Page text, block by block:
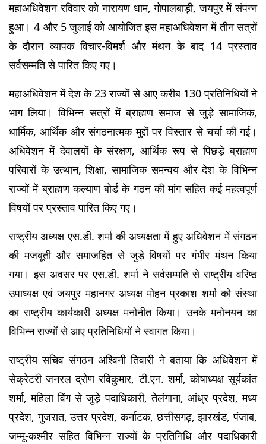
महाअधिवेशन रविवार को नारायण धाम, गोपालबाड़ी, जयपुर में संपन्न
हुआ। 4 और 5 जुलाई को आयोजित इस महाअधिवेशन में तीन सत्रों
के दौरान व्यापक विचार-विमर्श और मंथन के बाद 14 प्रस्ताव
सर्वसम्मति से पारित किए गए।
महाअधिवेशन में देश के 23 राज्यों से आए करीब 130 प्रतिनिधियों ने
भाग लिया। विभिन्न सत्रों में ब्राह्मण समाज से जुड़े सामाजिक,
धार्मिक, आर्थिक और संगठनात्मक मुद्दों पर विस्तार से चर्चा की गई।
अधिवेशन में देवालयों के संरक्षण, आर्थिक रूप से पिछड़े ब्राह्मण
परिवारों के उत्थान, शिक्षा, सामाजिक समन्वय और देश के विभिन्न
राज्यों में ब्राह्मण कल्याण बोर्ड के गठन की मांग सहित कई महत्वपूर्ण
विषयों पर प्रस्ताव पारित किए गए।
राष्ट्रीय अध्यक्ष एस.डी. शर्मा की अध्यक्षता में हुए अधिवेशन में संगठन
की मजबूती और समाजहित से जुड़े विषयों पर गंभीर मंथन किया
गया। इस अवसर पर एस.डी. शर्मा ने सर्वसम्मति से राष्ट्रीय वरिष्ठ
उपाध्यक्ष एवं जयपुर महानगर अध्यक्ष मोहन प्रकाश शर्मा को संस्था
का राष्ट्रीय कार्यकारी अध्यक्ष मनोनीत किया। उनके मनोनयन का
विभिन्न राज्यों से आए प्रतिनिधियों ने स्वागत किया।
राष्ट्रीय सचिव संगठन अश्विनी तिवारी ने बताया कि अधिवेशन में
सेक्रेटरी जनरल द्रोण रविकुमार, टी.एन. शर्मा, कोषाध्यक्ष सूर्यकांत
शर्मा, महिला विंग से जुड़े पदाधिकारी, तेलंगाना, आंध्र प्रदेश, मध्य
प्रदेश, गुजरात, उत्तर प्रदेश, कर्नाटक, छत्तीसगढ़, झारखंड, पंजाब,
जम्मू-कश्मीर सहित विभिन्न राज्यों के प्रतिनिधि और पदाधिकारी